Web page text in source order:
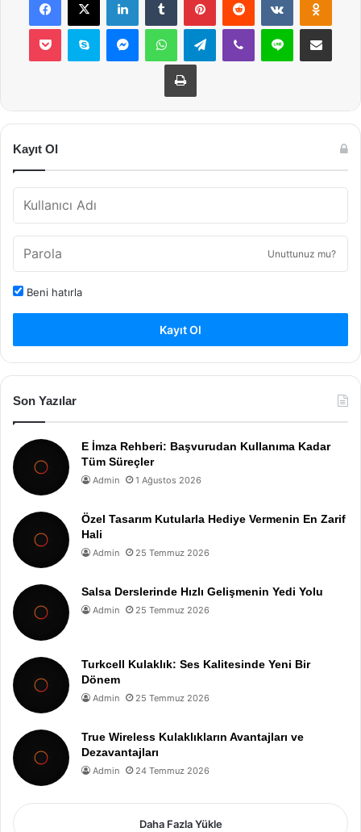
Pocket Skype MessengerWhatsAppTelegramViber Line E-Posta ile
Yazdır
Kayıt Ol
Unuttunuz mu?
Beni hatırla
Kayıt Ol
Son Yazılar
E İmza Rehberi: Başvurudan Kullanıma Kadar
Tüm Süreçler
Admin 1 Ağustos 2026
Özel Tasarım Kutularla Hediye Vermenin En Zarif
Hali
Admin 25 Temmuz 2026
Salsa Derslerinde Hızlı Gelişmenin Yedi Yolu
Admin 25 Temmuz 2026
Turkcell Kulaklık: Ses Kalitesinde Yeni Bir
Dönem
Admin 25 Temmuz 2026
True Wireless Kulaklıkların Avantajları ve
Dezavantajları
Admin 24 Temmuz 2026
Daha Fazla Yükle